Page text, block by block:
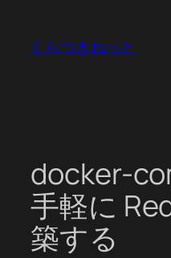
くらつきねっと
docker-
手軽に
築する